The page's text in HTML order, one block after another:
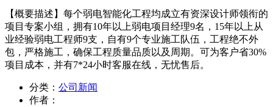
【概要描述】 每个弱电智能化工程均成立有资深设计师领衔的
项目专案小组，拥有10年以上弱电项目经理9名，15年以上从
业经验弱电工程师9支，自有9个专业施工队伍，工程绝不外
包，严格施工，确保工程质量品质以及周期。可为客户省30%
项目成本，并有7*24小时客服在线，无忧售后。
分类： 公司新闻
作者：